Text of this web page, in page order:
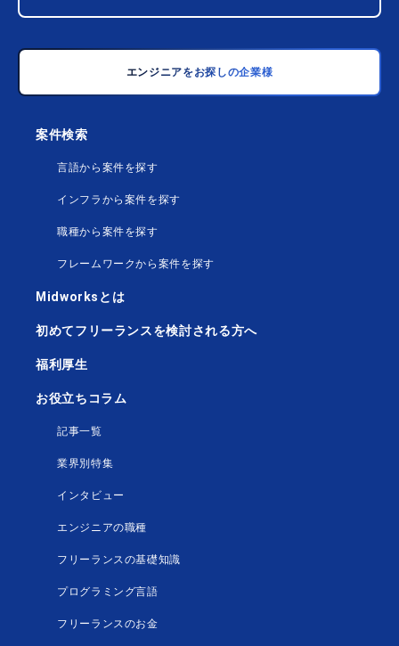
エンジニアをお探しの企業様
案件検索
言語から案件を探す
インフラから案件を探す
職種から案件を探す
フレームワークから案件を探す
Midworksとは
初めてフリーランスを検討される方へ
福利厚生
お役立ちコラム
記事一覧
業界別特集
インタビュー
エンジニアの職種
フリーランスの基礎知識
プログラミング言語
フリーランスのお金